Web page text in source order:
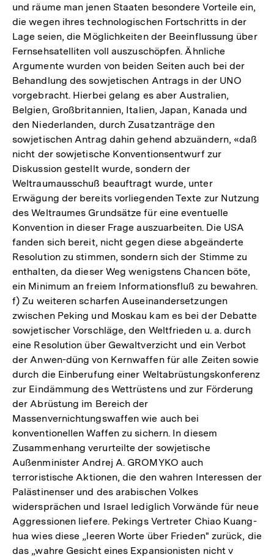
und räume man jenen Staaten besondere Vorteile ein,
die wegen ihres technologischen Fortschritts in der
Lage seien, die Möglichkeiten der Beeinflussung über
Fernsehsatelliten voll auszuschöpfen. Ähnliche
Argumente wurden von beiden Seiten auch bei der
Behandlung des sowjetischen Antrags in der UNO
vorgebracht. Hierbei gelang es aber Australien,
Belgien, Großbritannien, Italien, Japan, Kanada und
den Niederlanden, durch Zusatzanträge den
sowjetischen Antrag dahin gehend abzuändern, «daß
nicht der sowjetische Konventionsentwurf zur
Diskussion gestellt wurde, sondern der
Weltraumausschuß beauftragt wurde, unter
Erwägung der bereits vorliegenden Texte zur Nutzung
des Weltraumes Grundsätze für eine eventuelle
Konvention in dieser Frage auszuarbeiten. Die USA
fanden sich bereit, nicht gegen diese abgeänderte
Resolution zu stimmen, sondern sich der Stimme zu
enthalten, da dieser Weg wenigstens Chancen böte,
ein Minimum an freiem Informationsfluß zu bewahren.
f) Zu weiteren scharfen Auseinandersetzungen
zwischen Peking und Moskau kam es bei der Debatte
sowjetischer Vorschläge, den Weltfrieden u. a. durch
eine Resolution über Gewaltverzicht und ein Verbot
der Anwen-düng von Kernwaffen für alle Zeiten sowie
durch die Einberufung einer Weltabrüstungskonferenz
zur Eindämmung des Wettrüstens und zur Förderung
der Abrüstung im Bereich der
Massenvernichtungswaffen wie auch bei
konventionellen Waffen zu sichern. In diesem
Zusammenhang verurteilte der sowjetische
Außenminister Andrej A. GROMYKO auch
terroristische Aktionen, die den wahren Interessen der
Palästinenser und des arabischen Volkes
widersprächen und Israel lediglich Vorwände für neue
Aggressionen liefere. Pekings Vertreter Chiao Kuang-
hua wies diese „leeren Worte über Frieden" zurück, die
das „wahre Gesicht eines Expansionisten nicht v